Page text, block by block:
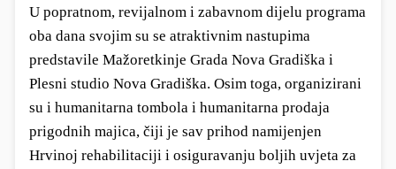
U popratnom, revijalnom i zabavnom dijelu programa
oba dana svojim su se atraktivnim nastupima
predstavile Mažoretkinje Grada Nova Gradiška i
Plesni studio Nova Gradiška. Osim toga, organizirani
su i humanitarna tombola i humanitarna prodaja
prigodnih majica, čiji je sav prihod namijenjen
Hrvinoj rehabilitaciji i osiguravanju boljih uvjeta za